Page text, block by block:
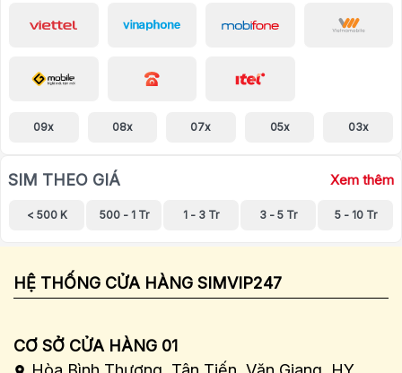
09x 08x 07x 05x 03x
SIM THEO GIÁ Xem thêm
< 500 K 500 - 1 Tr 1 - 3 Tr 3 - 5 Tr 5 - 10 Tr
HỆ THỐNG CỬA HÀNG SIMVIP247
CƠ SỞ CỬA HÀNG 01